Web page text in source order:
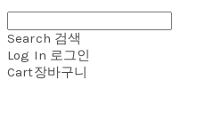
Search 검색
Log In 로그인
Cart장바구니